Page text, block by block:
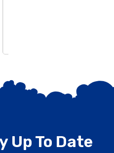
Up To Date